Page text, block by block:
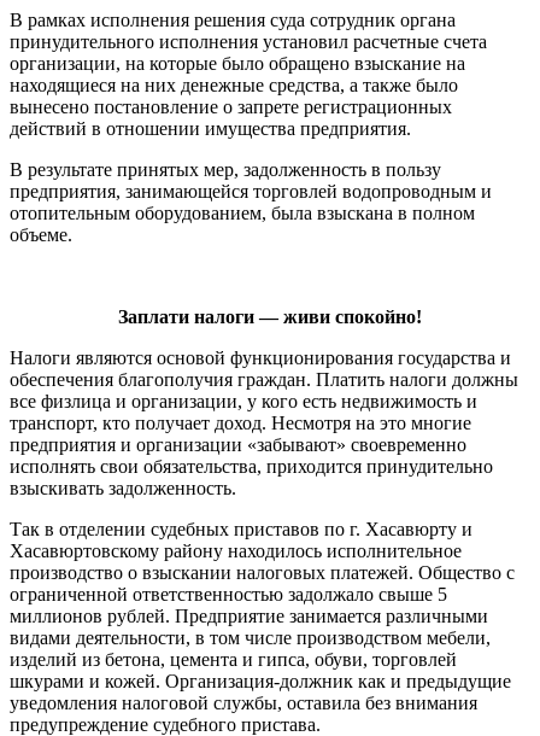
В рамках исполнения решения суда сотрудник органа
принудительного исполнения установил расчетные счета
организации, на которые было обращено взыскание на
находящиеся на них денежные средства, а также было
вынесено постановление о запрете регистрационных
действий в отношении имущества предприятия.
В результате принятых мер, задолженность в пользу
предприятия, занимающейся торговлей водопроводным и
отопительным оборудованием, была взыскана в полном
объеме.
Заплати налоги — живи спокойно!
Налоги являются основой функционирования государства и
обеспечения благополучия граждан. Платить налоги должны
все физлица и организации, у кого есть недвижимость и
транспорт, кто получает доход. Несмотря на это многие
предприятия и организации «забывают» своевременно
исполнять свои обязательства, приходится принудительно
взыскивать задолженность.
Так в отделении судебных приставов по г. Хасавюрту и
Хасавюртовскому району находилось исполнительное
производство о взыскании налоговых платежей. Общество с
ограниченной ответственностью задолжало свыше 5
миллионов рублей. Предприятие занимается различными
видами деятельности, в том числе производством мебели,
изделий из бетона, цемента и гипса, обуви, торговлей
шкурами и кожей. Организация-должник как и предыдущие
уведомления налоговой службы, оставила без внимания
предупреждение судебного пристава.